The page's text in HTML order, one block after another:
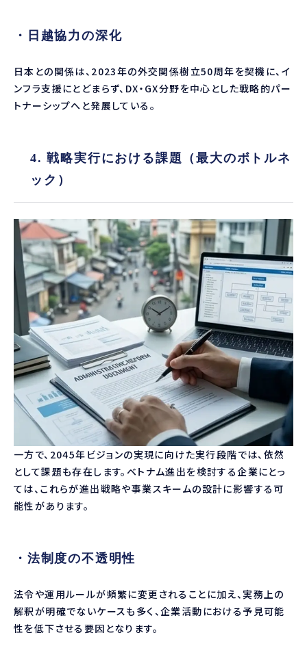
・日越協力の深化
日本との関係は、2023年の外交関係樹立50周年を契機に、イ
ンフラ支援にとどまらず、DX・GX分野を中心とした戦略的パー
トナーシップへと発展している。
4. 戦略実行における課題（最大のボトルネ
ック）
一方で、2045年ビジョンの実現に向けた実行段階では、依然
として課題も存在します。ベトナム進出を検討する企業にとっ
ては、これらが進出戦略や事業スキームの設計に影響する可
能性があります。
・法制度の不透明性
法令や運用ルールが頻繁に変更されることに加え、実務上の
解釈が明確でないケースも多く、企業活動における予見可能
性を低下させる要因となります。